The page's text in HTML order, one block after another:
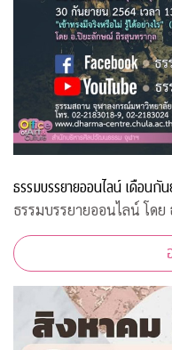
ธรรมบรรยายออนไลน์ เดือนกั
ธรรมบรรยายออนไลน์ โด